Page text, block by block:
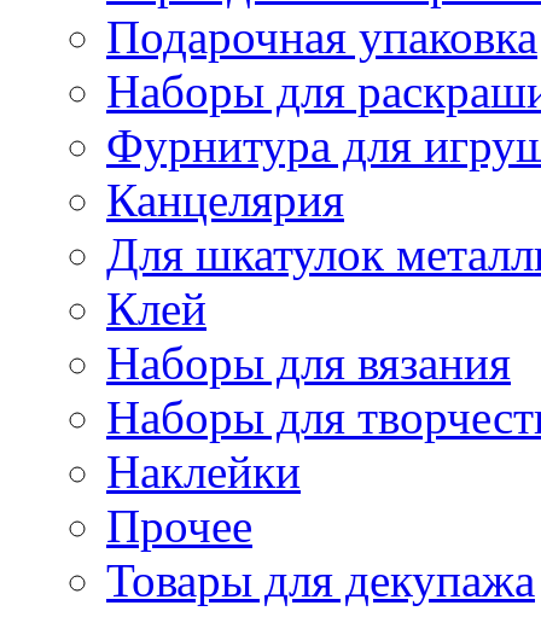
Подарочная упаковка
Наборы для
Фурнитура для
Канцелярия
Для шкатулок
Клей
Наборы для вязания
Наборы для
Наклейки
Прочее
Товары для декупажа